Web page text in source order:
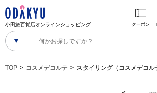
小田急百貨店オンラインショッピング クーポン
TOP コスメデコルテ スタイリング（コスメデコル